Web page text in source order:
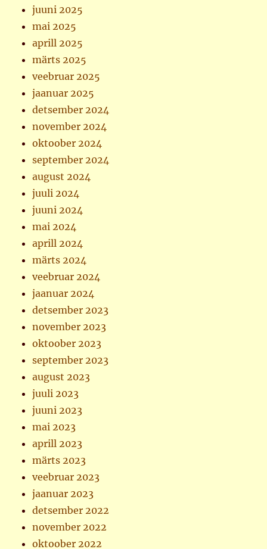
juuni 2025
mai 2025
aprill 2025
märts 2025
veebruar 2025
jaanuar 2025
detsember 2024
november 2024
oktoober 2024
september 2024
august 2024
juuli 2024
juuni 2024
mai 2024
aprill 2024
märts 2024
veebruar 2024
jaanuar 2024
detsember 2023
november 2023
oktoober 2023
september 2023
august 2023
juuli 2023
juuni 2023
mai 2023
aprill 2023
märts 2023
veebruar 2023
jaanuar 2023
detsember 2022
november 2022
oktoober 2022